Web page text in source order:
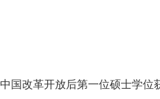
国改革开放后第一位硕士学